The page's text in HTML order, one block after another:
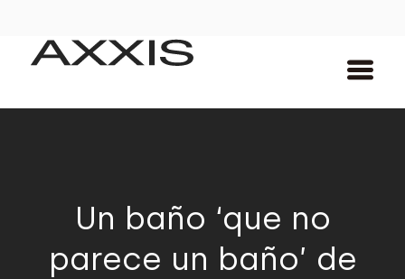
Un baño ‘que no
parece un baño’ de